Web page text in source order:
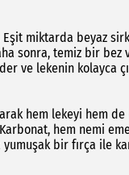
miktarda beyaz
sonra, temiz bir bez
ve lekenin kolayca
hem lekeyi hem
hem nemi
bir fırça ile